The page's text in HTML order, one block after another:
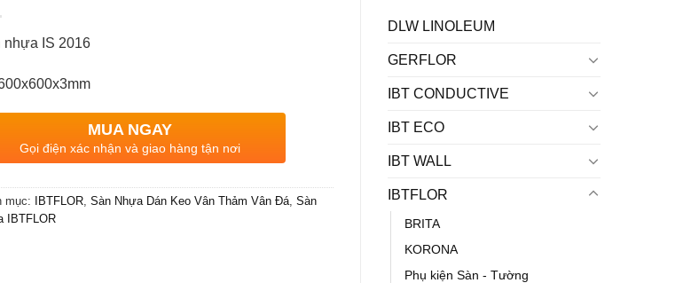
DLW LINOLEUM
GERFLOR
IBT CONDUCTIVE
IBT ECO
IBT WALL
IBTFLOR
BRITA
KORONA
Phụ kiện Sàn - Tường
nhựa IS 2016
MUA NGAY
Gọi điện xác nhận và giao hàng tận nơi
mục: IBTFLOR, Sàn Nhựa Dán Keo Vân Thảm Vân Đá, Sàn
IBTFLOR